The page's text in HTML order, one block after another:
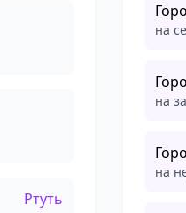
Ртуть
на
на
на